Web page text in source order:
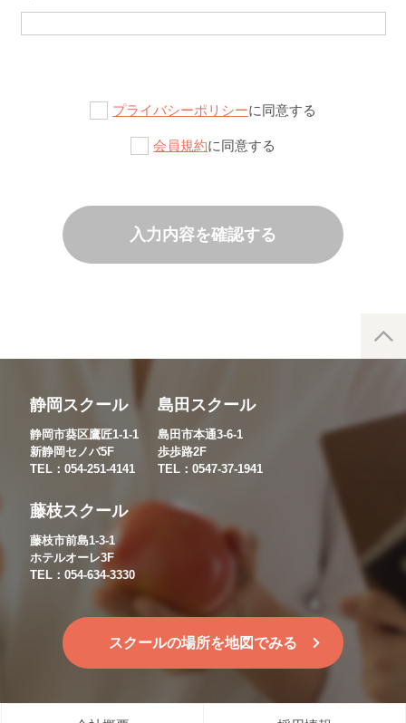
プライバシーポリシーに同意する
会員規約に同意する
入力内容を確認する
静岡スクール
静岡市葵区鷹匠1-1-1
新静岡セノバ5F
TEL：054-251-4141
島田スクール
島田市本通3-6-1
歩歩路2F
TEL：0547-37-1941
藤枝スクール
藤枝市前島1-3-1
ホテルオーレ3F
TEL：054-634-3330
スクールの場所を地図でみる